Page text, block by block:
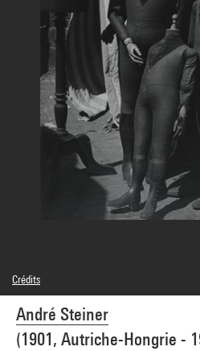
André Steiner
(1901, Autriche-Hongrie -
Crédits
© André Steiner
Crédit photographique : Centre Pompidou,
GrandPalaisRmn
Réf. image : 4N80390